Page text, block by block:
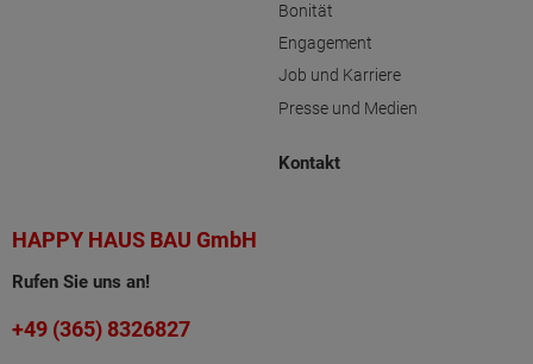
Bonität
Engagement
Job und Karriere
Presse und Medien
Kontakt
HAPPY HAUS BAU GmbH
Rufen Sie uns an!
+49 (365) 8326827